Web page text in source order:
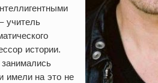
учитель
истории.
имели на это не